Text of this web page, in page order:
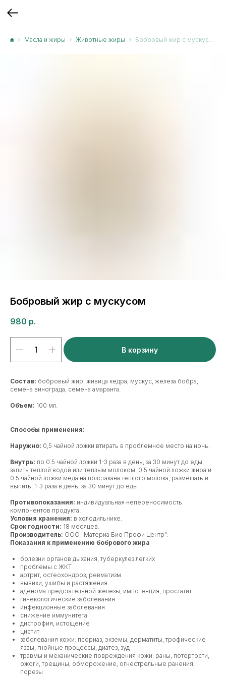
Масла и жиры Животные жиры Бобровый жир с мускусом
Бобровый жир с мускусом
980 р.
В корзину
Состав: бобровый жир, живица кедра, мускус, железа бобра,
семена винограда, семена амаранта.
Объем: 100 мл.
Способы применения:
Наружно: 0,5 чайной ложки втирать в проблемное место на ночь.
Внутрь: по 0.5 чайной ложки 1-3 раза в день, за 30 минут до еды,
запить теплой водой или тёплым молоком. 0.5 чайной ложки жира и
0.5 чайной ложки мёда на полстакана тёплого молока, размешать и
выпить, 1-3 раза в день, за 30 минут до еды.
Противопоказания: индивидуальная непереносимость
компонентов продукта.
Условия хранения: в холодильнике.
Срок годности: 18 месяцев.
Производитель: ООО "Материа Био Профи Центр".
Показания к применению бобрового жира
болезни органов дыхания, туберкулез легких
проблемы с ЖКТ
артрит, остеохондроз, ревматизм
вывихи, ушибы и растяжения
аденома предстательной железы, импотенция, простатит
гинекологические заболевания
инфекционные заболевания
снижение иммунитета
дистрофия, истощение
цистит
заболевания кожи: псориаз, экземы, дерматиты, трофические
язвы, гнойные процессы, диатез, зуд
травмы и механические повреждения кожи: раны, потертости,
ожоги, трещины, обморожение, огнестрельные ранения,
порезы